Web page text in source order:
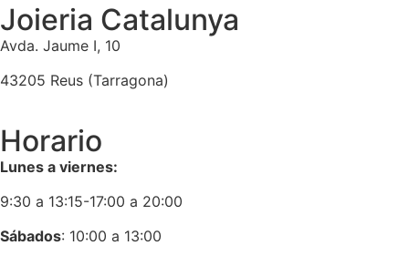
Joieria Catalunya
Avda. Jaume I, 10
43205 Reus (Tarragona)
Horario
Lunes a viernes:
9:30 a 13:15-17:00 a 20:00
Sábados: 10:00 a 13:00